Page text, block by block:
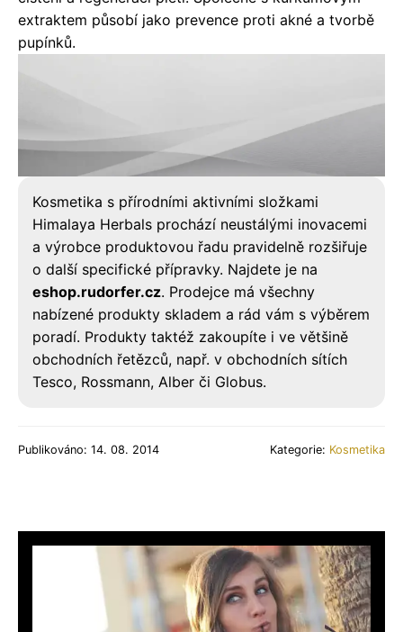
extraktem působí jako prevence proti akné a tvorbě
pupínků.
Kosmetika s přírodními aktivními složkami
Himalaya Herbals prochází neustálými inovacemi
a výrobce produktovou řadu pravidelně rozšiřuje
o další specifické přípravky. Najdete je na
eshop.rudorfer.cz. Prodejce má všechny
nabízené produkty skladem a rád vám s výběrem
poradí. Produkty taktéž zakoupíte i ve většině
obchodních řetězců, např. v obchodních sítích
Tesco, Rossmann, Alber či Globus.
Publikováno: 14. 08. 2014 Kategorie: Kosmetika